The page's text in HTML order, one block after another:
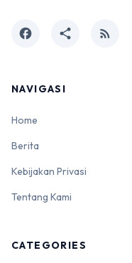
facebook share rss_feed
NAVIGASI
Home
Berita
Kebijakan Privasi
Tentang Kami
CATEGORIES